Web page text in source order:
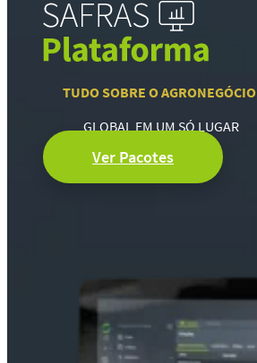
TUDO SOBRE O AGRONEGÓCIO
GLOBAL EM UM SÓ LUGAR
Ver Pacotes